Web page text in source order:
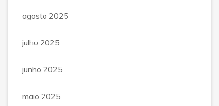
agosto 2025
julho 2025
junho 2025
maio 2025